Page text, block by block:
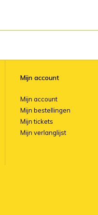
Mijn account
Mijn account
Mijn bestellingen
Mijn tickets
Mijn verlanglijst